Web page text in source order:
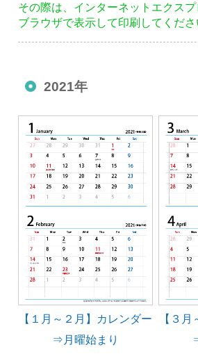
その際は、インターネットエクス
ブラウザで表示して印刷してくださ
2021年
【１月～２月】カレンダー
⇒月曜始まり
【３